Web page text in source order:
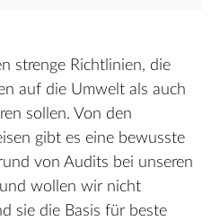
strenge Richtlinien, die
auf die Umwelt als auch
sollen. Von den
gibt es eine bewusste
von Audits bei unseren
wollen wir nicht
sie die Basis für beste